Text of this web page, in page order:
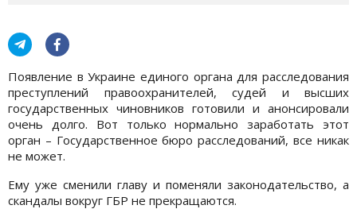
Появление в Украине единого органа для расследования
преступлений правоохранителей, судей и высших
государственных чиновников готовили и анонсировали
очень долго. Вот только нормально заработать этот
орган – Государственное бюро расследований, все никак
не может.
Ему уже сменили главу и поменяли законодательство, а
скандалы вокруг ГБР не прекращаются.